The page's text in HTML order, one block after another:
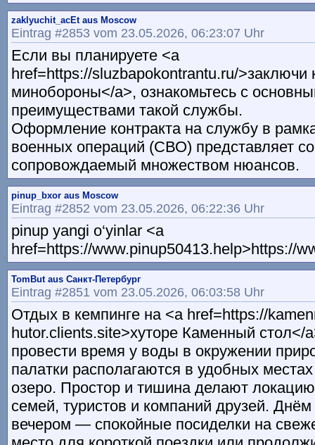
zaklyuchit_acEt aus Moscow
Eintrag #2853 vom 23.05.2026, 06:23:07 Uhr
Если вы планируете <a
href=https://sluzbapokontrantu.ru/>заключи
минобороны</a>, ознакомьтесь с
преимуществами такой службы.
Оформление контракта на службу в
военных операций (СВО) представляет
сопровождаемый множеством нюансов.
pinup_bxor aus Moscow
Eintrag #2852 vom 23.05.2026, 06:22:36 Uhr
pinup yangi o‘yinlar <a
href=https://www.pinup50413.help>https://
TomBut aus Санкт-Петербург
Eintrag #2851 vom 23.05.2026, 06:03:58 Uhr
Отдых в кемпинге на <a href=https://
hutor.clients.site>хуторе Каменный
провести время у воды в окружении
палатки располагаются в удобных
озеро. Простор и тишина делают
семей, туристов и компаний друзей.
вечером — спокойные посиделки на